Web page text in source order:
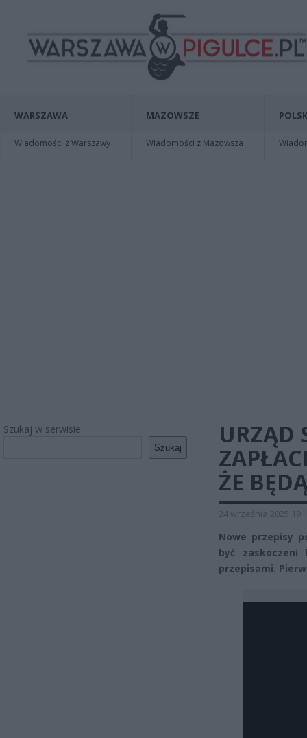
WARSZAWA
Wiadomości z Warszawy
MAZOWSZE
Wiadomości z Mazowsza
Szukaj w serwisie
Szukaj
URZĄD
ŻE
24 września 2025
Nowe przepisy
być
przepisami.